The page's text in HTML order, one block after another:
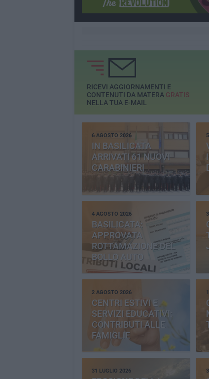
RICEVI AGGIORNAMENTI E
CONTENUTI DA MATERA GRATIS
NELLA TUA E-MAIL
6 AGOSTO 2026
IN BASILICATA
ARRIVATI 61 NUOVI
CARABINIERI
4 AGOSTO 2026
BASILICATA:
APPROVATA
ROTTAMAZIONE DEL
BOLLO AUTO
2 AGOSTO 2026
CENTRI ESTIVI E
SERVIZI EDUCATIVI:
CONTRIBUTI ALLE
FAMIGLIE
31 LUGLIO 2026